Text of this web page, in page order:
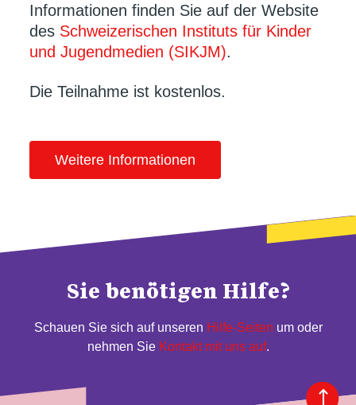
Informationen finden Sie auf der Website
des Schweizerischen Instituts für Kinder
und Jugendmedien (SIKJM).
Die Teilnahme ist kostenlos.
Weitere Informationen
Sie benötigen Hilfe?
Schauen Sie sich auf unseren Hilfe-Seiten um oder
nehmen Sie Kontakt mit uns auf.